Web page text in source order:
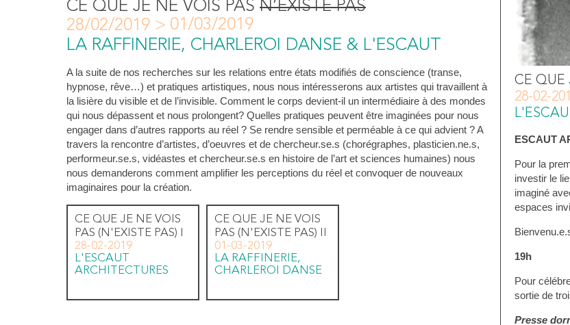
CE QUE JE NE VOIS PAS N’EXISTE PAS
28/02/2019 > 01/03/2019
LA RAFFINERIE, CHARLEROI DANSE & L'ESCAUT
A la suite de nos recherches sur les relations entre états modifiés de conscience (transe,
hypnose, rêve…) et pratiques artistiques, nous nous intéresserons aux artistes qui travaillent à
la lisière du visible et de l’invisible. Comment le corps devient-il un intermédiaire à des mondes
qui nous dépassent et nous prolongent? Quelles pratiques peuvent être imaginées pour nous
engager dans d’autres rapports au réel ? Se rendre sensible et perméable à ce qui advient ? A
travers la rencontre d’artistes, d’oeuvres et de chercheur.se.s (chorégraphes, plasticien.ne.s,
performeur.se.s, vidéastes et chercheur.se.s en histoire de l’art et sciences humaines) nous
nous demanderons comment amplifier les perceptions du réel et convoquer de nouveaux
imaginaires pour la création.
CE QUE JE NE VOIS
PAS (N'EXISTE PAS) I
28-02-2019
L'ESCAUT
ARCHITECTURES
CE QUE JE NE VOIS
PAS (N'EXISTE PAS) II
01-03-2019
LA RAFFINERIE,
CHARLEROI DANSE
CE QUE
28-02-
ESCAUT
Pour la
investir le
imaginé
espaces
19h
Pour
sortie de
Presse